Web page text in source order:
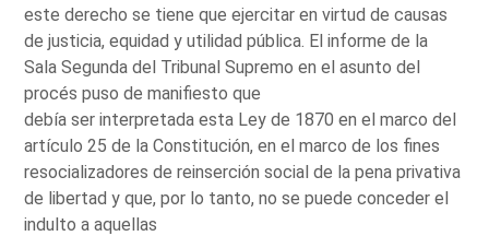
este derecho se tiene que ejercitar en virtud de causas
de justicia, equidad y utilidad pública. El informe de la
Sala Segunda del Tribunal Supremo en el asunto del
procés puso de manifiesto que
debía ser interpretada esta Ley de 1870 en el marco del
artículo 25 de la Constitución, en el marco de los fines
resocializadores de reinserción social de la pena privativa
de libertad y que, por lo tanto, no se puede conceder el
indulto a aquellas